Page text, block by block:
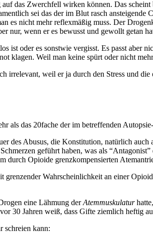
das Zwerchfell wirken können. Das
sei das der im Blut rasch
es nicht mehr reflexmäßig muss. Der
nur, wenn er es bewusst und gewollt getan
oder es sonstwie vergisst. Es passt aber
klagen. Weil man keine spürt oder nicht
irrelevant, weil er ja durch den Stress und
als das 20fache der im betreffenden
des Abusus, die Konstitution, natürlich auch
geführt haben, was als
durch Opioide grenzkompensierten
Wahrscheinlichkeit an einer
eine Lähmung derAtemmuskulatur
30 Jahren weiß, dass Gifte ziemlich heftig
schreien kann: